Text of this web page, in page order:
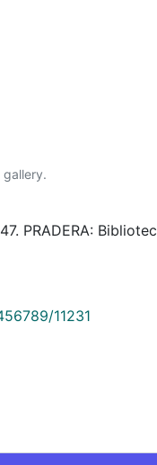
gallery.
PRADERA:
11231